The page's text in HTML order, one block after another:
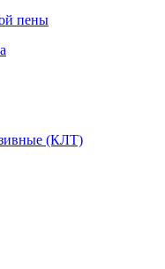
пены
(КЛТ)